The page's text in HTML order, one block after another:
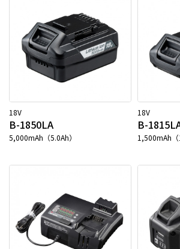
18V
B-1850LA
5,000mAh（5.0Ah）
18V
B-
1,500mAh（